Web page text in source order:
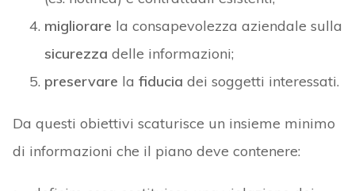
migliorare la consapevolezza aziendale sulla
sicurezza delle informazioni;
preservare la fiducia dei soggetti interessati.
Da questi obiettivi scaturisce un insieme minimo
di informazioni che il piano deve contenere: